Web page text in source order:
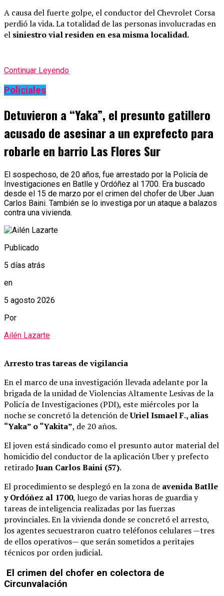
A causa del fuerte golpe, el conductor del Chevrolet Corsa
perdió la vida. La totalidad de las personas involucradas en
el siniestro vial residen en esa misma localidad.
Continuar Leyendo
Policiales
Detuvieron a “Yaka”, el presunto gatillero
acusado de asesinar a un exprefecto para
robarle en barrio Las Flores Sur
El sospechoso, de 20 años, fue arrestado por la Policía de
Investigaciones en Batlle y Ordóñez al 1700. Era buscado
desde el 15 de marzo por el crimen del chofer de Uber Juan
Carlos Baini. También se lo investiga por un ataque a balazos
contra una vivienda.
Publicado
5 días atrás
en
5 agosto 2026
Por
Ailén Lazarte
Arresto tras tareas de vigilancia
En el marco de una investigación llevada adelante por la
brigada de la unidad de Violencias Altamente Lesivas de la
Policía de Investigaciones (PDI), este miércoles por la
noche se concretó la detención deUriel Ismael F., alias
“Yaka” o “Yakita”, de 20 años.
El joven está sindicado como el presunto autor material del
homicidio del conductor de la aplicación Uber y prefecto
retiradoJuan Carlos Baini (57).
El procedimiento se desplegó en la zona de avenida Batlle
y Ordóñez al 1700, luego de varias horas de guardia y
tareas de inteligencia realizadas por las fuerzas
provinciales. En la vivienda donde se concretó el arresto,
los agentes secuestraron cuatro teléfonos celulares —tres
de ellos operativos— que serán sometidos a peritajes
técnicos por orden judicial.
El crimen del chofer en colectora de
Circunvalación